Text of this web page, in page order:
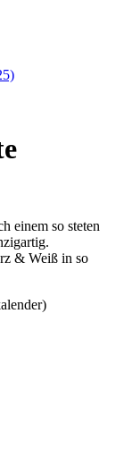
einem so steten
& Weiß in so